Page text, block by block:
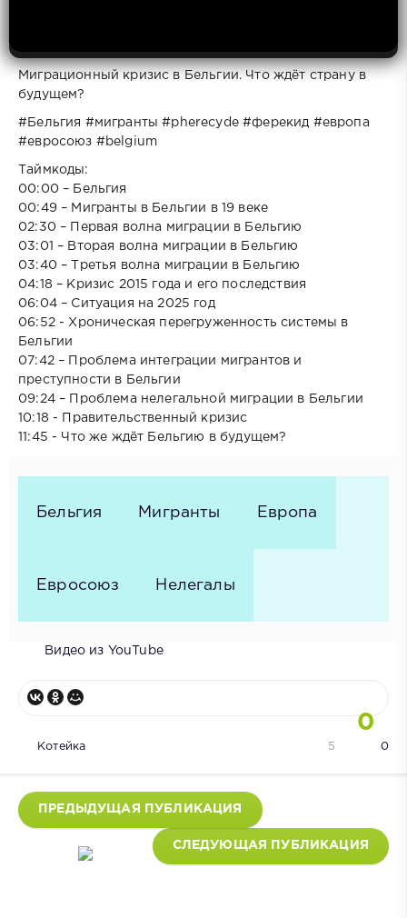
Миграционный кризис в Бельгии. Что ждёт страну в
будущем?
#Бельгия #мигранты #pherecyde #ферекид #европа
#евросоюз #belgium
Таймкоды:
00:00 – Бельгия
00:49 – Мигранты в Бельгии в 19 веке
02:30 – Первая волна миграции в Бельгию
03:01 – Вторая волна миграции в Бельгию
03:40 – Третья волна миграции в Бельгию
04:18 – Кризис 2015 года и его последствия
06:04 – Ситуация на 2025 год
06:52 - Хроническая перегруженность системы в
Бельгии
07:42 – Проблема интеграции мигрантов и
преступности в Бельгии
09:24 – Проблема нелегальной миграции в Бельгии
10:18 - Правительственный кризис
11:45 - Что же ждёт Бельгию в будущем?
Бельгия Мигранты Европа
Евросоюз Нелегалы
Видео из YouTube
0
Котейка 0
5
ПРЕДЫДУЩАЯ ПУБЛИКАЦИЯ
СЛЕДУЮЩАЯ ПУБЛИКАЦИЯ